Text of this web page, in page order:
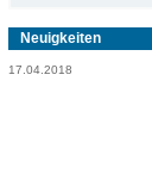
Neuigkeiten
17.04.2018